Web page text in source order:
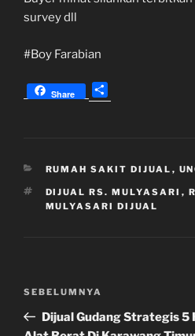
survey dll
#Boy Farabian
Share
h
KATEGORI
RUMAH SAKIT DIJUAL ,
TAG
DIJUAL RS. MULYASARI ,
MULYASARI DIJUAL
Pos
Sebelumnya
SEBELUMNYA
Dijual Gudang Strategis 5